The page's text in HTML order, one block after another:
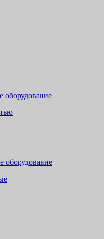
оборудование
оборудование